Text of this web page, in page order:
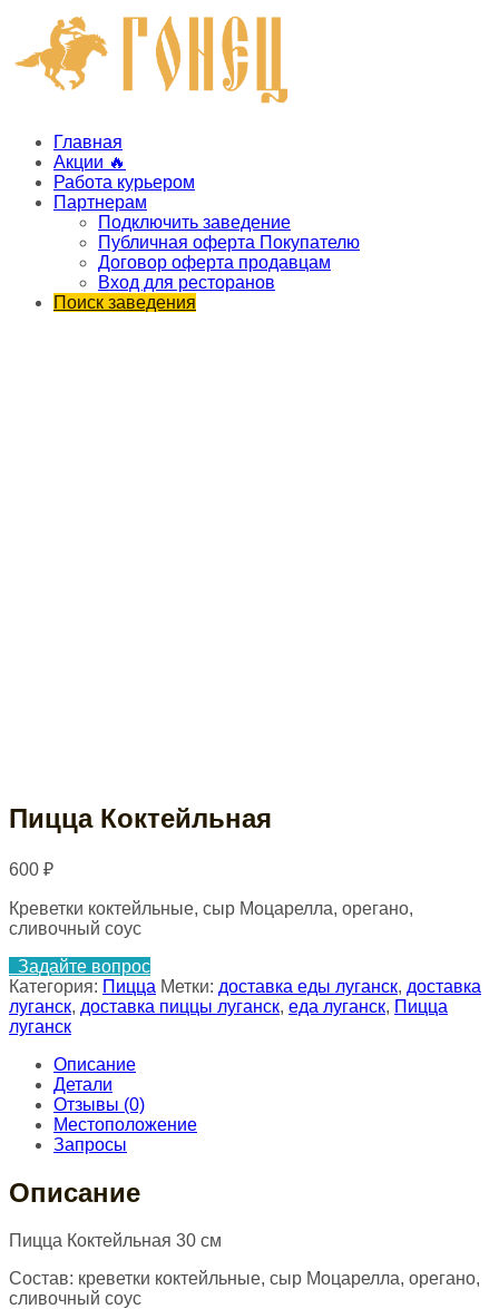
Главная
Акции 🔥
Работа курьером
Партнерам
Подключить заведение
Публичная оферта Покупателю
Договор оферта продавцам
Вход для ресторанов
Поиск заведения
Пицца Коктейльная
600 ₽
Креветки коктейльные, сыр Моцарелла, орегано,
сливочный соус
Задайте вопрос
Категория: Пицца Метки: доставка еды луганск, доставка
луганск, доставка пиццы луганск, еда луганск, Пицца
луганск
Описание
Детали
Отзывы (0)
Местоположение
Запросы
Описание
Пицца Коктейльная 30 см
Состав: креветки коктейльные, сыр Моцарелла, орегано,
сливочный соус